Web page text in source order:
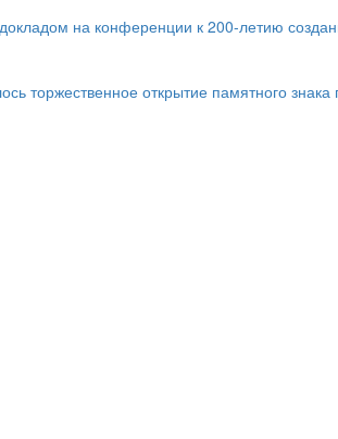
на конференции к 200-летию
торжественное открытие памятного